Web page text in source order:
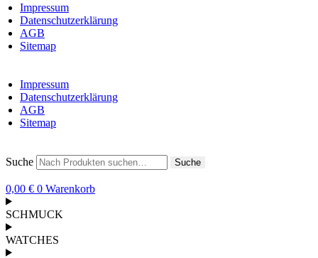
Impressum
Datenschutzerklärung
AGB
Sitemap
Impressum
Datenschutzerklärung
AGB
Sitemap
Suche Suche
0,00 € 0 Warenkorb
SCHMUCK
WATCHES